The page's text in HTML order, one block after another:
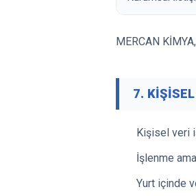
MERCAN
7.
Kişisel veri
İşlenme
Yurt içinde